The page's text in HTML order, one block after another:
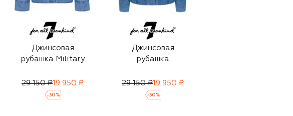
Джинсовая
рубашка Military
29 150 ₽19 950 ₽
-30 %
Джинсовая
рубашка
29 150 ₽19 950 ₽
-30 %